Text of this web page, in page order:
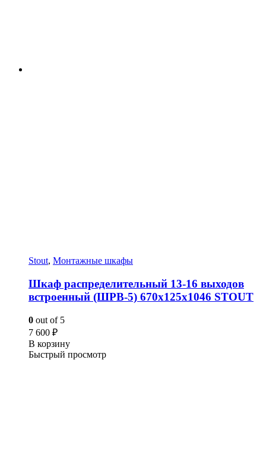
Stout, Монтажные шкафы
Шкаф распределительный 13-16 выходов
встроенный (ШРВ-5) 670х125х1046 STOUT
0 out of 5
7 600 ₽
В корзину
Быстрый просмотр